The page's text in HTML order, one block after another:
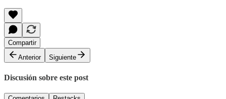
Compartir
Anterior
Siguiente
Discusión sobre este post